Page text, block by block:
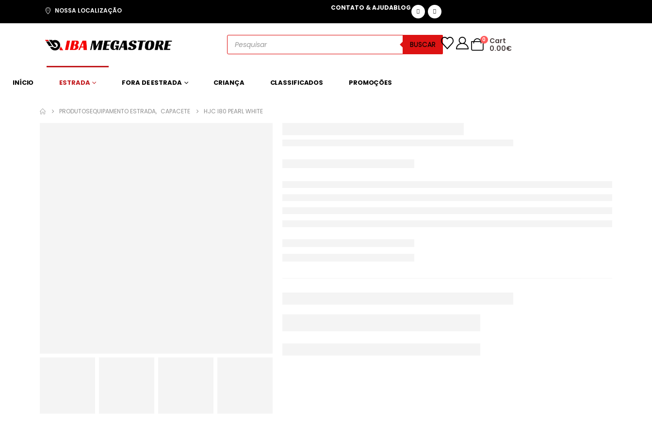
NOSSA LOCALIZAÇÃO CONTATO & AJUDABLOG
BUSCAR
0
Cart
0.00€
INÍCIO ESTRADA FORA DE ESTRADA CRIANÇA CLASSIFICADOS PROMOÇÕES
PRODUTOSEQUIPAMENTO ESTRADA, CAPACETE HJC I80 PEARL WHITE